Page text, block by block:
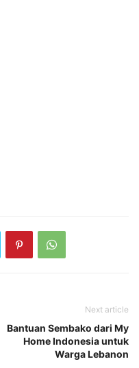
Next article
Bantuan Sembako dari My
Home Indonesia untuk
Warga Lebanon